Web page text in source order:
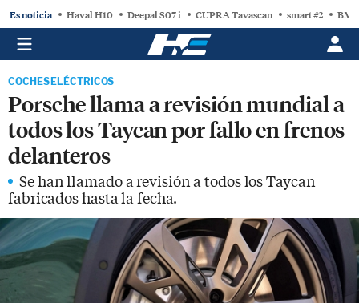
Es noticia Haval H10 Deepal S07 i CUPRA Tavascan smart #2
COCHES ELÉCTRICOS
Porsche llama a revisión mundial a
todos los Taycan por fallo en frenos
delanteros
Se han llamado a revisión a todos los Taycan
fabricados hasta la fecha.